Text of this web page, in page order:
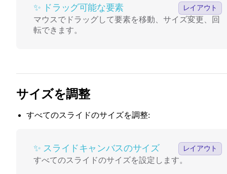
✨ ドラッグ可能な要素 レイアウト
マウスでドラッグして要素を移動、サイズ変更、回
転できます。
サイズを調整
すべてのスライドのサイズを調整:
✨ スライドキャンバスのサイズ レイアウト
すべてのスライドのサイズを設定します。